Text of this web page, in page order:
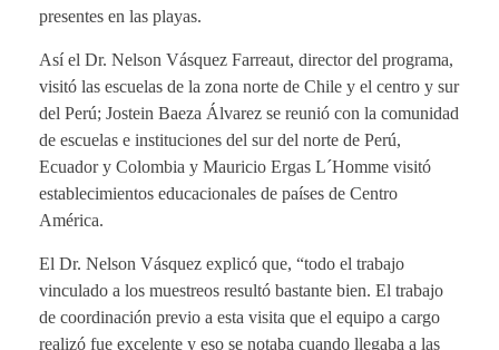
presentes en las playas.
Así el Dr. Nelson Vásquez Farreaut, director del programa,
visitó las escuelas de la zona norte de Chile y el centro y sur
del Perú; Jostein Baeza Álvarez se reunió con la comunidad
de escuelas e instituciones del sur del norte de Perú,
Ecuador y Colombia y Mauricio Ergas L´Homme visitó
establecimientos educacionales de países de Centro
América.
El Dr. Nelson Vásquez explicó que, “todo el trabajo
vinculado a los muestreos resultó bastante bien. El trabajo
de coordinación previo a esta visita que el equipo a cargo
realizó fue excelente y eso se notaba cuando llegaba a las